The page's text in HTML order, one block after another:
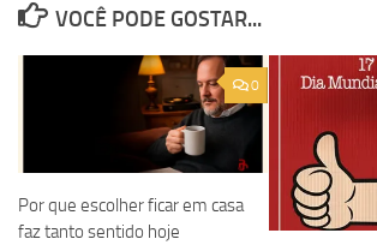
VOCÊ PODE GOSTAR...
0
Por que escolher ficar em casa
faz tanto sentido hoje